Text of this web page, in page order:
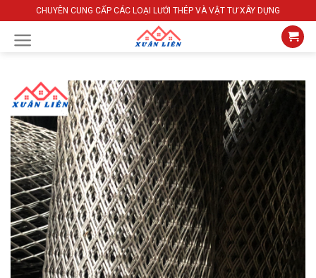
to
content
CHUYÊN CUNG CẤP CÁC LOẠI LƯỚI THÉP VÀ VẬT TƯ XÂY DỰNG